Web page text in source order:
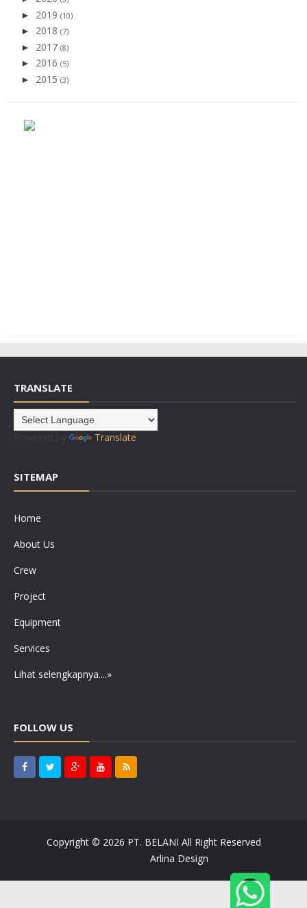
► 2019 (10)
► 2018 (7)
► 2017 (8)
► 2016 (5)
► 2015 (3)
TRANSLATE
Translate
SITEMAP
Home
About Us
Crew
Project
Equipment
Services
Lihat selengkapnya....»
FOLLOW US
Copyright © 2026 PT. BELANI All Right Reserved
Arlina Design